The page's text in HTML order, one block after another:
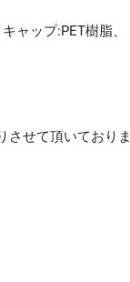
ャップ:PET樹脂、
させて頂いておりま